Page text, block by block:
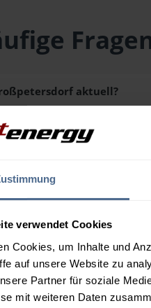
verwendet Cookies
Cookies, um Inhalte und
auf unsere Website zu
Partner für soziale
mit weiteren Daten
aktuell?
(PLZ 7503) liegt aktuell bei
für Ihre Wunschmenge
aus?
Heizöls in